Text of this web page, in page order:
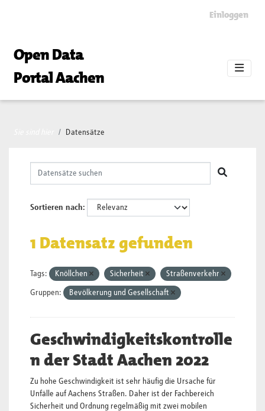
Einloggen
Open Data
Portal Aachen
Datensätze
Sortieren nach
1 Datensatz gefunden
Tags: Knöllchen Sicherheit Straßenverkehr
Gruppen: Bevölkerung und Gesellschaft
Geschwindigkeitskontrolle
n der Stadt Aachen 2022
Zu hohe Geschwindigkeit ist sehr häufig die Ursache für
Unfälle auf Aachens Straßen. Daher ist der Fachbereich
Sicherheit und Ordnung regelmäßig mit zwei mobilen